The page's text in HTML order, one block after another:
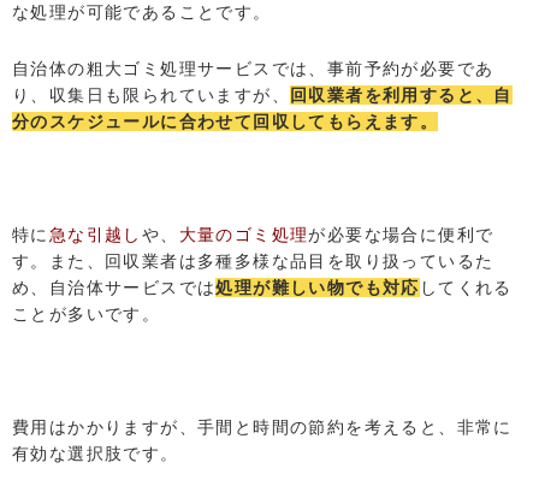
な処理が可能であることです。
自治体の粗大ゴミ処理サービスでは、事前予約が必要であ
り、収集日も限られていますが、
回収業者を利用すると、自
分のスケジュールに合わせて回収してもらえます。
特に 急な引越し や、 大量のゴミ処理が必要な場合に便利で
す。また、回収業者は多種多様な品目を取り扱っているた
め、自治体サービスでは処理が難しい物でも対応 してくれる
ことが多いです。
費用はかかりますが、手間と時間の節約を考えると、非常に
有効な選択肢です。